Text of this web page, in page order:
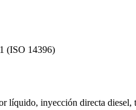
(ISO 14396)
líquido, inyección directa